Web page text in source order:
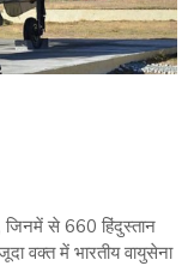
से 660 हिंदुस्तान
वक्‍त में भारतीय वायुसेना